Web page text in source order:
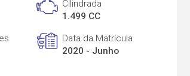
Cilindrada
1.499 CC
Data da Matrícula
2020 - Junho